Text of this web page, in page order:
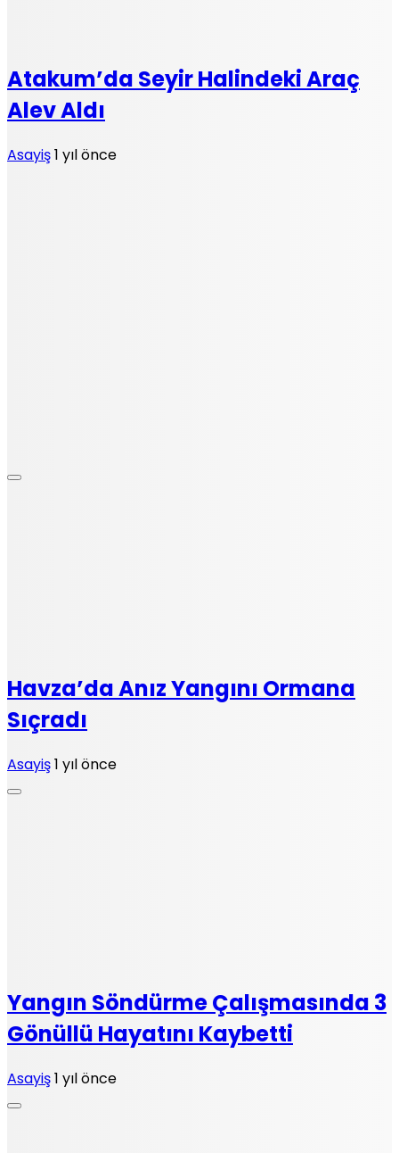
Atakum’da Seyir Halindeki Araç
Alev Aldı
Asayiş1 yıl önce
Havza’da Anız Yangını Ormana
Sıçradı
Asayiş1 yıl önce
Yangın Söndürme Çalışmasında 3
Gönüllü Hayatını Kaybetti
Asayiş1 yıl önce